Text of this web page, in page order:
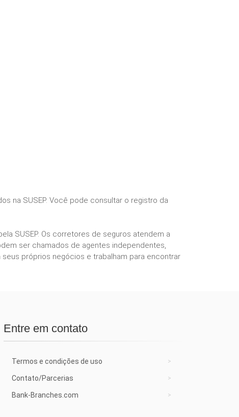
na SUSEP. Você pode consultar o registro da
SUSEP. Os corretores de seguros atendem a
ser chamados de agentes independentes,
próprios negócios e trabalham para encontrar
Entre em contato
Termos e condições de uso
Contato/Parcerias
Bank-Branches.com